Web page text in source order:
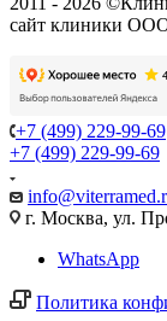
сайт клиники
+7 (499) 229-99-69
+7 (499) 229-99-69
г. Москва, ул.
WhatsApp
Политика